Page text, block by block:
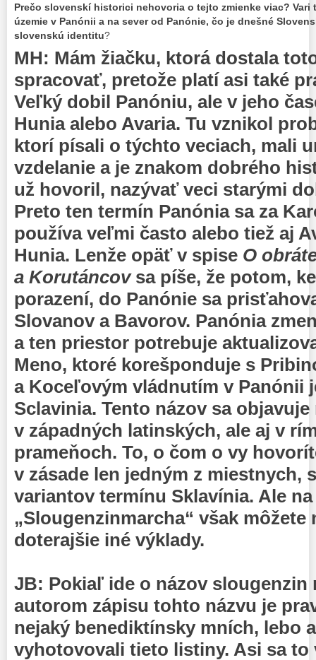
Prečo slovenskí historici nehovoria o tejto zmienke viac? Vari
územie v Panónii a na sever od Panónie, čo je dnešné
slovenskú identitu?
MH: Mám žiačku, ktorá dostala
spracovať, pretože platí asi také
Veľký dobil Panóniu, ale v jeho
Hunia alebo Avaria. Tu vznikol
ktorí písali o týchto veciach, mali
vzdelanie a je znakom dobrého
už hovoril, nazývať veci starými
Preto ten termín Panónia sa za
používa veľmi často alebo tiež aj
Hunia. Lenže opäť v spise O
a Korutáncovsa píše, že potom,
porazení, do Panónie sa
Slovanov a Bavorov. Panónia
a ten priestor potrebuje
Meno, ktoré korešponduje s
a Koceľovým vládnutím v Panónii
Sclavinia. Tento názov sa objavuje
v západných latinských, ale aj v
prameňoch. To, o čom o vy
v zásade len jedným z miestnych,
variantov termínu Sklavínia. Ale
„Slougenzinmarcha“ však
doterajšie iné výklady.
JB: Pokiaľ ide o názov slougenzin
autorom zápisu tohto názvu je
nejaký benediktínsky mních, lebo
vyhotovovali tieto listiny. Asi sa to